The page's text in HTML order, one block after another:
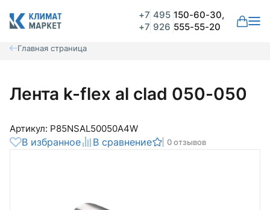
+7 495 150-60-30,
+7 926 555-55-20
Главная страница
Лента k-flex al clad 050-050
Артикул: P85NSAL50050A4W
В избранное В сравнение 0 отзывов